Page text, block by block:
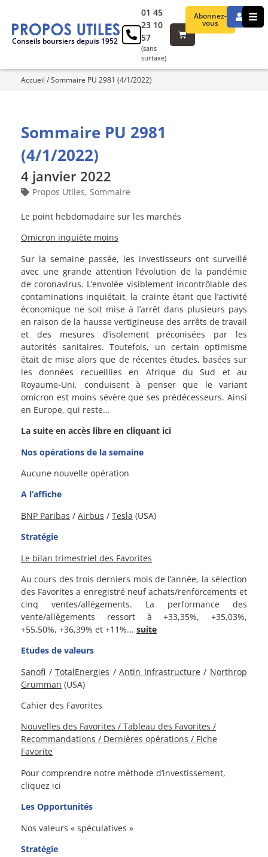
Conseils boursiers depuis 1952
Abonnez-
vous
01 45
23 10
57
(sans
surtaxe)
Accueil /Sommaire PU 2981 (4/1/2022)
Sommaire PU 2981
(4/1/2022)
4 janvier 2022
Propos Utiles, Sommaire
Le point hebdomadaire sur les marchés
Omicron inquiète moins
Sur la semaine passée, les investisseurs ont surveillé
avec une grande attention l’évolution de la pandémie
de coronavirus. L’envolée visiblement incontrôlable des
contaminations inquiétait, la crainte étant que l’activité
économique ne soit mise à l’arrêt dans plusieurs pays
en raison de la hausse vertigineuse des arrêts de travail
et des mesures d’isolement préconisées par les
autorités sanitaires. Toutefois, un certain optimisme
était de mise alors que de récentes études, basées sur
les données recueillies en Afrique du Sud et au
Royaume-Uni, conduisent à penser que le variant
omicron est moins sévère que ses prédécesseurs. Ainsi
en Europe, qui reste…
La suite en accès libre en cliquant ici
Nos opérations de la semaine
Aucune nouvelle opération
A l’affiche
BNP Paribas / Airbus / Tesla (USA)
Stratégie
Le bilan trimestriel des Favorites
Au cours des trois derniers mois de l’année, la sélection
des Favorites a enregistré neuf achats/renforcements et
cinq ventes/allégements. La performance des
vente/allègements ressort à +33,35%, +35,03%,
+55,50%, +36,39% et +11%... suite
Etudes de valeurs
Sanofi /TotalEnergies /Antin Infrastructure/ Northrop
Grumman (USA)
Cahier des Favorites
Nouvelles des Favorites / Tableau des Favorites /
Recommandations / Dernières opérations / Fiche
Favorite
Pour comprendre notre méthode d’investissement,
cliquez ici
Les Opportunités
Nos valeurs « spéculatives »
Stratégie